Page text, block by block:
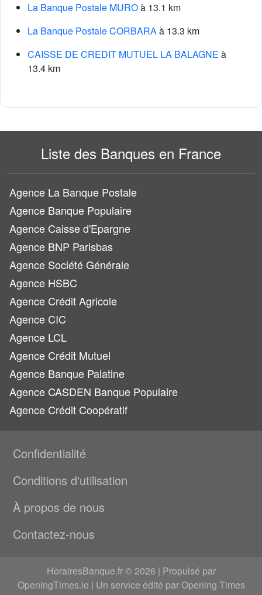
La Banque Postale MUROà 13.1 km
La Banque Postale CORBARAà 13.3 km
CAISSE DE CREDIT MUTUEL LA BALAGNE à
13.4 km
Liste des Banques en France
Agence La Banque Postale
Agence Banque Populaire
Agence Caisse d'Epargne
Agence BNP Parisbas
Agence Société Générale
Agence HSBC
Agence Crédit Agricole
Agence CIC
Agence LCL
Agence Crédit Mutuel
Agence Banque Palatine
Agence CASDEN Banque Populaire
Agence Crédit Coopératif
Confidentialité
Conditions d'utilisation
À propos de nous
Contactez-nous
HorairesBanque.fr © 2026 | Propulsé par
OpeningTimes.io | Un service édité par Opening Times